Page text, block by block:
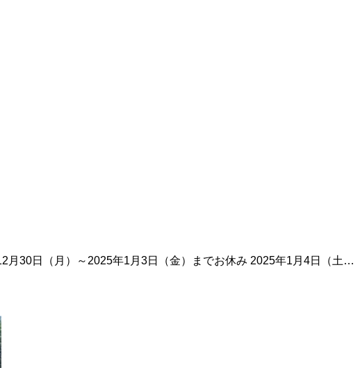
月30日（月）～2025年1月3日（金）までお休み 2025年1月4日（土…